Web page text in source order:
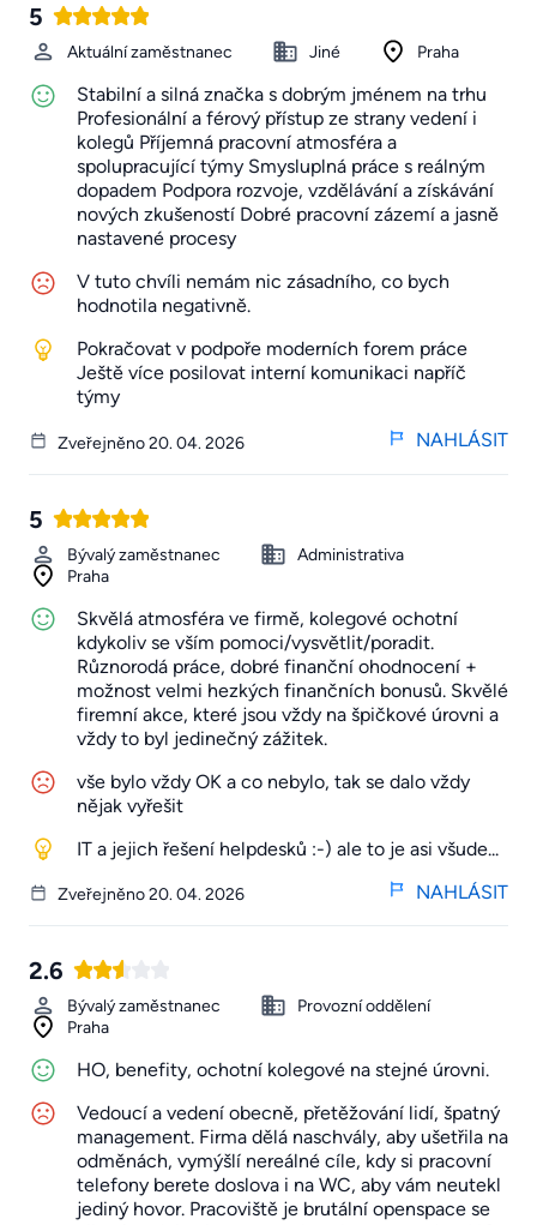
5
Aktuální zaměstnanec Jiné Praha
Stabilní a silná značka s dobrým jménem na trhu
Profesionální a férový přístup ze strany vedení i
kolegů Příjemná pracovní atmosféra a
spolupracující týmy Smysluplná práce s reálným
dopadem Podpora rozvoje, vzdělávání a získávání
nových zkušeností Dobré pracovní zázemí a jasně
nastavené procesy
V tuto chvíli nemám nic zásadního, co bych
hodnotila negativně.
Pokračovat v podpoře moderních forem práce
Ještě více posilovat interní komunikaci napříč
týmy
Zveřejněno 20. 04. 2026 NAHLÁSIT
5
Bývalý zaměstnanec
Administrativa
Praha
Skvělá atmosféra ve firmě, kolegové ochotní
kdykoliv se vším pomoci/vysvětlit/poradit.
Různorodá práce, dobré finanční ohodnocení +
možnost velmi hezkých finančních bonusů. Skvělé
firemní akce, které jsou vždy na špičkové úrovni a
vždy to byl jedinečný zážitek.
vše bylo vždy OK a co nebylo, tak se dalo vždy
nějak vyřešit
IT a jejich řešení helpdesků :-) ale to je asi všude...
Zveřejněno 20. 04. 2026 NAHLÁSIT
2.6
Bývalý zaměstnanec
Provozní oddělení
Praha
HO, benefity, ochotní kolegové na stejné úrovni.
Vedoucí a vedení obecně, přetěžování lidí, špatný
management. Firma dělá naschvály, aby ušetřila na
odměnách, vymýšlí nereálné cíle, kdy si pracovní
telefony berete doslova i na WC, aby vám neutekl
jediný hovor. Pracoviště je brutální openspace se